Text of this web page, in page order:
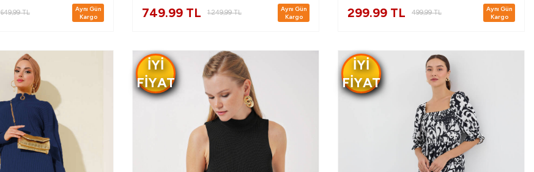
649,99TL
Aynı Gün
Kargo
749.99 TL 1.249,99TL
Aynı Gün
Kargo
299.99 TL 499,99TL
Aynı Gün
Kargo
IYI
FIYAT
IYI
FIYAT